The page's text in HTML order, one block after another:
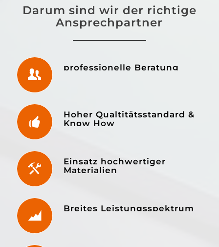
Darum sind wir der richtige
Ansprechpartner
professionelle Beratung
Hoher Qualtitätsstandard &
Know How
Einsatz hochwertiger
Materialien
Breites Leistungsspektrum